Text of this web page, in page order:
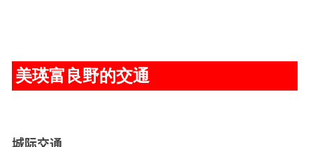
美瑛富良野的交通